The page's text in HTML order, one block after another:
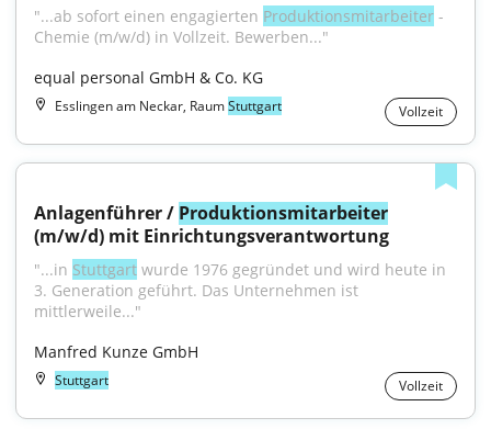
"...ab sofort einen engagierten Produktionsmitarbeiter -
Chemie (m/w/d) in Vollzeit. Bewerben..."
equal personal GmbH & Co. KG
Esslingen am Neckar, RaumStuttgart Vollzeit
Anlagenführer / Produktionsmitarbeiter
(m/w/d) mit Einrichtungsverantwortung
"...in Stuttgart wurde 1976 gegründet und wird heute in
3. Generation geführt. Das Unternehmen ist
mittlerweile..."
Manfred Kunze GmbH
Stuttgart Vollzeit